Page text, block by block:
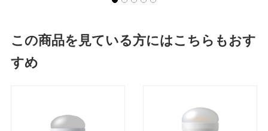
この商品を見ている方にはこちらもおす
すめ